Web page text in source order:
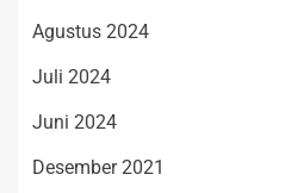
Agustus 2024
Juli 2024
Juni 2024
Desember 2021